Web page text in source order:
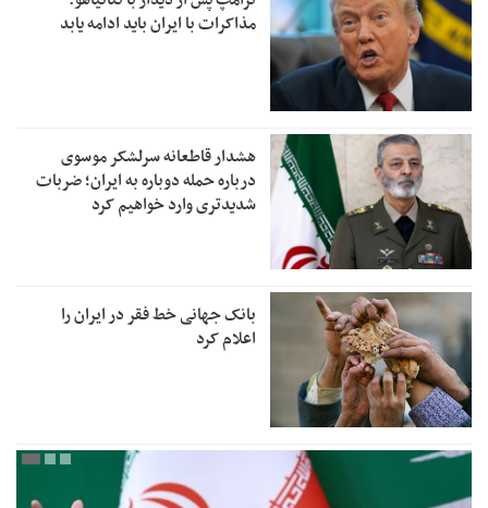
مذاکرات با ایران باید ادامه یابد
هشدار قاطعانه سرلشکر موسوی
درباره حمله دوباره به ایران؛ ضربات
شدیدتری وارد خواهیم کرد
بانک جهانی خط فقر در ایران را
اعلام کرد